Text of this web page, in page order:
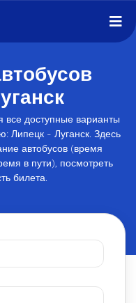
все доступные варианты
Липецк - Луганск. Здесь
автобусов (время
в пути), посмотреть
билета.